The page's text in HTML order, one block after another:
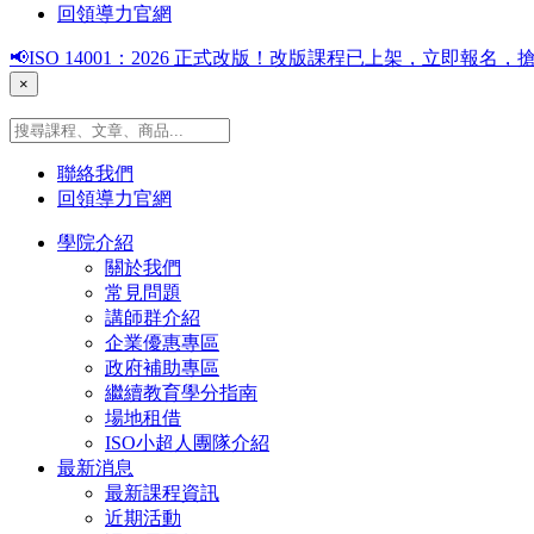
回領導力官網
📢ISO 14001：2026 正式改版！改版課程已上架，立即報名，
×
聯絡我們
回領導力官網
學院介紹
關於我們
常見問題
講師群介紹
企業優惠專區
政府補助專區
繼續教育學分指南
場地租借
ISO小超人團隊介紹
最新消息
最新課程資訊
近期活動